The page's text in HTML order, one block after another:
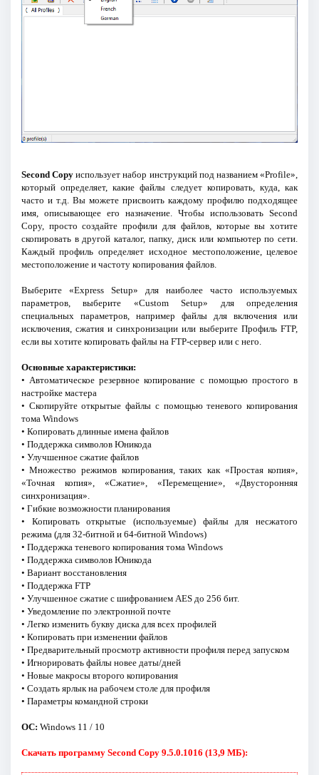
Second Copy использует набор инструкций под названием «Profile»,
который определяет, какие файлы следует копировать, куда, как
часто и т.д. Вы можете присвоить каждому профилю подходящее
имя, описывающее его назначение. Чтобы использовать Second
Copy, просто создайте профили для файлов, которые вы хотите
скопировать в другой каталог, папку, диск или компьютер по сети.
Каждый профиль определяет исходное местоположение, целевое
местоположение и частоту копирования файлов.
Выберите «Express Setup» для наиболее часто используемых
параметров, выберите «Custom Setup» для определения
специальных параметров, например файлы для включения или
исключения, сжатия и синхронизации или выберите Профиль FTP,
если вы хотите копировать файлы на FTP-сервер или с него.
Основные характеристики:
• Автоматическое резервное копирование с помощью простого в
настройке мастера
• Скопируйте открытые файлы с помощью теневого копирования
тома Windows
• Копировать длинные имена файлов
• Поддержка символов Юникода
• Улучшенное сжатие файлов
• Множество режимов копирования, таких как «Простая копия»,
«Точная копия», «Сжатие», «Перемещение», «Двусторонняя
синхронизация».
• Гибкие возможности планирования
• Копировать открытые (используемые) файлы для несжатого
режима (для 32-битной и 64-битной Windows)
• Поддержка теневого копирования тома Windows
• Поддержка символов Юникода
• Вариант восстановления
• Поддержка FTP
• Улучшенное сжатие с шифрованием AES до 256 бит.
• Уведомление по электронной почте
• Легко изменить букву диска для всех профилей
• Копировать при изменении файлов
• Предварительный просмотр активности профиля перед запуском
• Игнорировать файлы новее даты/дней
• Новые макросы второго копирования
• Создать ярлык на рабочем столе для профиля
• Параметры командной строки
ОС: Windows 11 / 10
Скачать программу Second Copy 9.5.0.1016 (13,9 МБ):